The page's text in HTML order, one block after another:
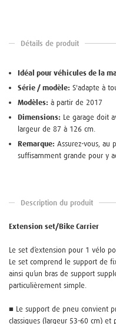
Détails de produit
Idéal pour véhicules de la
Série / modèle: S'adapte à
Modèles: à partir de 2017
Dimensions: Le garage doit
largeur de 87 à 126 cm.
Remarque: Assurez-vous, au
suffisamment grande pour y
Description du produit
Extension set/Bike Carrier
Le set d’extension pour 1 vélo
Le set comprend le support de
ainsi qu’un bras de support
particulièrement simple.
■ Le support de pneu convient
classiques (largeur 53-60 cm)